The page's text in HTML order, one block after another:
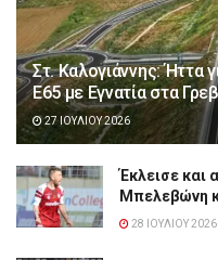
Στ. Καλογιάννης: Ήττα
Ε65 με Εγνατία στα
27 ΙΟΥΛΊΟΥ 2026
Έκλεισε και
Μπελεβώνη
28 ΙΟΥΛΊΟΥ 2026